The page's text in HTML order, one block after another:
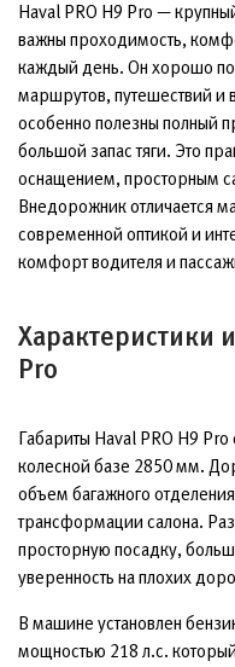
Haval PRO H9 Pro —
важны проходимость,
каждый день. Он хорошо
маршрутов, путешествий и
особенно полезны полный
большой запас тяги. Это
оснащением, просторным
Внедорожник отличается
современной оптикой и
комфорт водителя и
Характеристики
Pro
Габариты Haval PRO H9
колесной базе 2850 мм.
объем багажного
трансформации салона.
просторную посадку,
уверенность на плохих
В машине установлен
мощностью 218 л.с.